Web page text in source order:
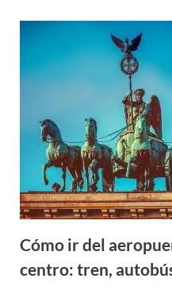
Cómo ir del
centro: tren,